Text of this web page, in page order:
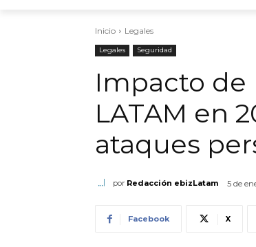
Inicio Legales
Legales Seguridad
Impacto de
LATAM en
ataques
por Redacción ebizLatam 5 de
Facebook X